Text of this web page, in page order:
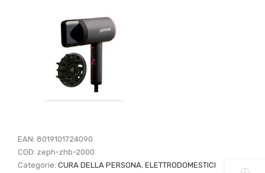
EAN: 8019101724090
COD:zeph-zhb-2000
Categorie:CURA DELLA PERSONA,ELETTRODOMESTICI